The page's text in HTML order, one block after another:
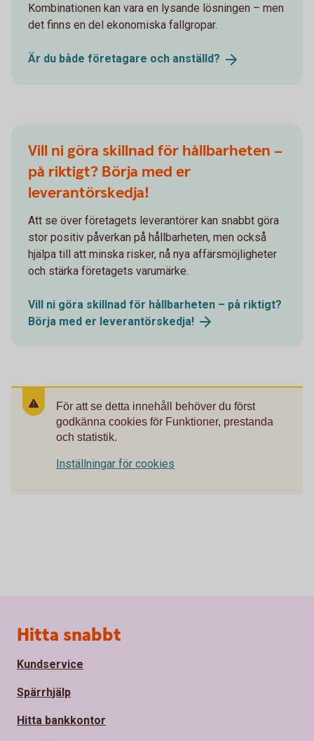
Kombinationen kan vara en lysande lösningen – men
det finns en del ekonomiska fallgropar.
Är du både företagare och anställd?
Vill ni göra skillnad för hållbarheten –
på riktigt? Börja med er
leverantörskedja!
Att se över företagets leverantörer kan snabbt göra
stor positiv påverkan på hållbarheten, men också
hjälpa till att minska risker, nå nya affärsmöjligheter
och stärka företagets varumärke.
Vill ni göra skillnad för hållbarheten – på riktigt?
Börja med er leverantörskedja!
För att se detta innehåll behöver du först
godkänna cookies för Funktioner, prestanda
och statistik.
Inställningar för cookies
Sidfot
Hitta snabbt
Kundservice
Spärrhjälp
Hitta bankkontor